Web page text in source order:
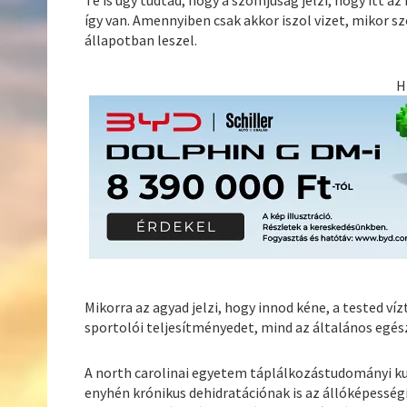
így van. Amennyiben csak akkor iszol vizet, mikor
állapotban leszel.
Mikorra az agyad jelzi, hogy innod kéne, a tested
sportolói teljesítményedet, mind az általános
A north carolinai egyetem táplálkozástudományi
enyhén krónikus dehidratációnak is az